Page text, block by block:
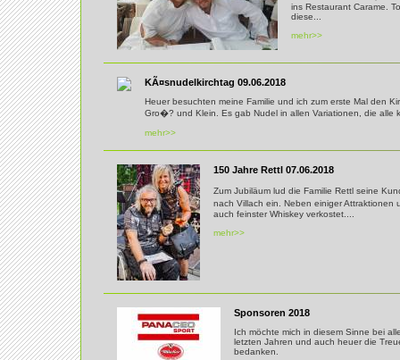
ins Restaurant Carame.
diese...
mehr>>
KÃ¤snudelkirchtag 09.06.2018
Heuer besuchten meine Familie und ich zum erste Mal den
Gro�? und Klein. Es gab Nudel in allen Variationen, die alle
mehr>>
150 Jahre Rettl 07.06.2018
Zum Jubiläum lud die Familie Rettl seine
nach Villach ein. Neben einiger
auch feinster Whiskey verkostet....
mehr>>
Sponsoren 2018
Ich möchte mich in diesem Sinne bei
letzten Jahren und auch heuer die
bedanken.